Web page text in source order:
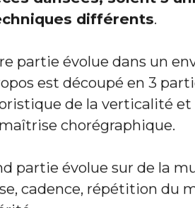
dansées, soient 3
différents.
partie évolue dans un
est découpé en 3
de la verticalité
chorégraphique.
partie évolue sur de la
cadence, répétition du